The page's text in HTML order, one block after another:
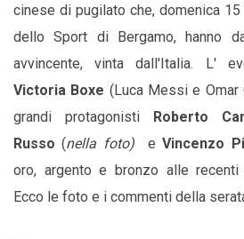
cinese di pugilato che, domenica
dello Sport di Bergamo, hanno
avvincente, vinta dall'Italia. L'
Victoria Boxe (Luca Messi e
grandi protagonisti Roberto
Russo(nella foto) eVincenzo
oro, argento e bronzo alle recenti
Ecco le foto e i commenti della